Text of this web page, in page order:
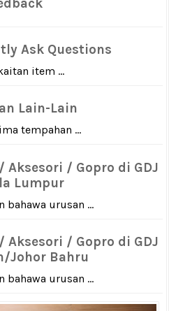
Ask Questions
item ...
Lain-Lain
tempahan ...
Aksesori / Gopro di GDJ
Lumpur
bahawa urusan ...
Aksesori / Gopro di GDJ
Johor Bahru
bahawa urusan ...